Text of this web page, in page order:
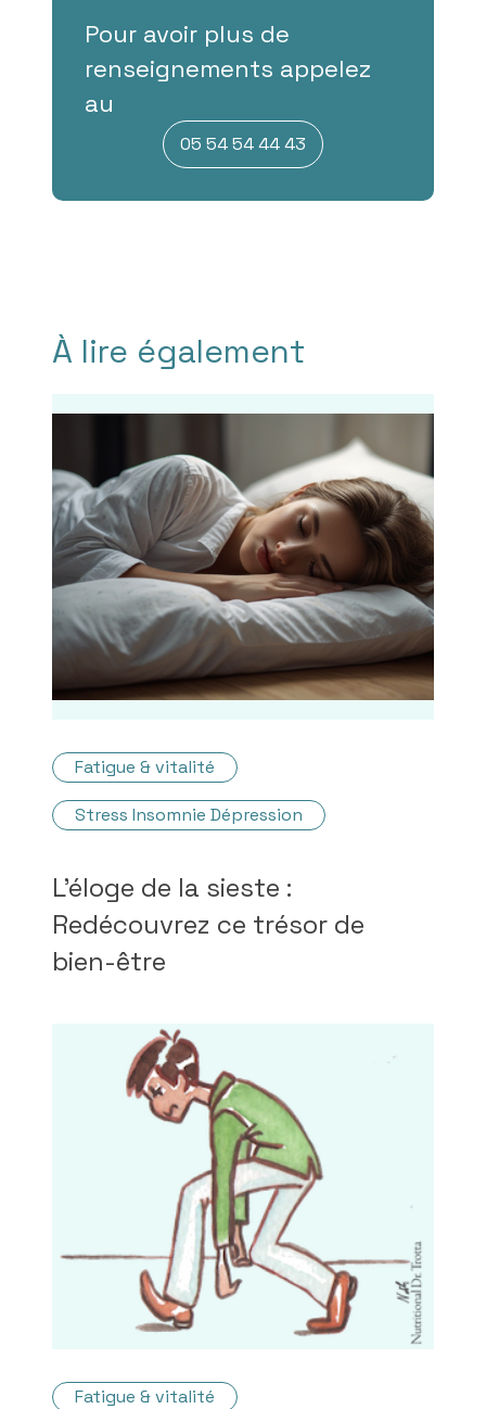
Pour avoir plus de
renseignements appelez
au
05 54 54 44 43
À lire également
Fatigue & vitalité
Stress Insomnie Dépression
L'éloge de la sieste :
Redécouvrez ce trésor de
bien-être
Fatigue & vitalité